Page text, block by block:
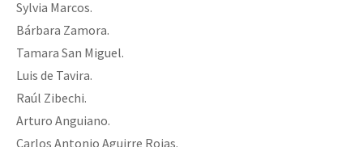
Sylvia Marcos.
Bárbara Zamora.
Tamara San Miguel.
Luis de Tavira.
Raúl Zibechi.
Arturo Anguiano.
Carlos Antonio Aguirre Rojas.